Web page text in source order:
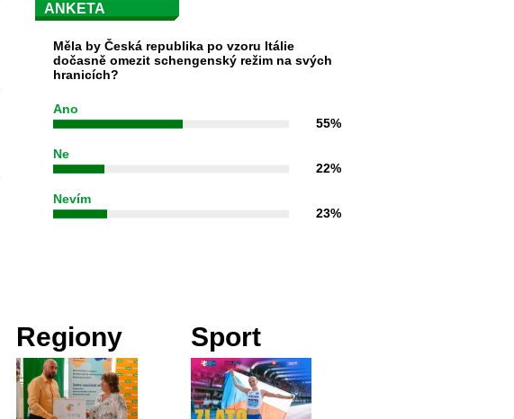
ANKETA
Měla by Česká republika po vzoru Itálie
dočasně omezit schengenský režim na svých
hranicích?
Ano
55%
Ne
22%
Nevím
23%
Regiony Sport